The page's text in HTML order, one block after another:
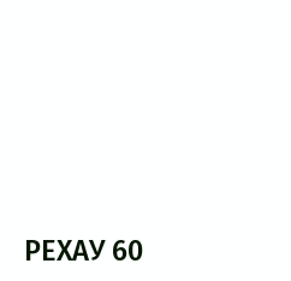
РЕХАУ 60